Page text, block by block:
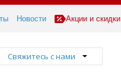
Новости Акции и скидки
Свяжитесь с нами